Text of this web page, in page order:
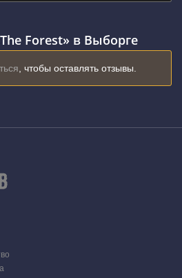
Forest» в Выборге
, чтобы оставлять отзывы.